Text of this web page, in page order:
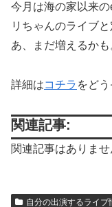
今月は海の家以来
リちゃんのライブと
あ、まだ増えるかも
詳細はコチラ をどう
関連記事:
関連記事はありませ
自分の出演するライブ